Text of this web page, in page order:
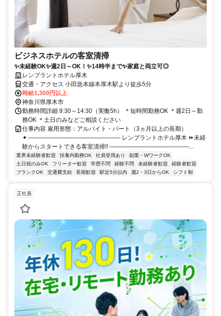
ビジネスホテルの客室清掃
✨未経験OK✨週2日～OK！✨14時半まで✨家庭と両立可◎
レンブラントホテル厚木
交通・アクセス 小田急本線本厚木駅より徒歩5分
時給1,300円以上
神奈川県厚木市
勤務時間詳細 9:30～14:30（実働5h） ＊短時間勤務OK ＊週2日～勤
務OK ＊土日のみなどご相談ください
仕事内容 雇用形態：アルバイト・パート（3ヵ月以上の長期）
✦ː──────────―――――――― レンブラントホテル厚木 ⏩️未経
験からスタートできる客室清掃!! ─────────―─―――――...
業界未経験者歓迎 扶養内勤務OK 社員登用あり
副業・WワークOK
土日祝のみOK
フリーター歓迎 学歴不問 経験不問 未経験者歓迎
経験者歓迎
ブランクOK
交通費支給 長期歓迎 駅近5分以内 週2・3日からOK シフト制
正社員